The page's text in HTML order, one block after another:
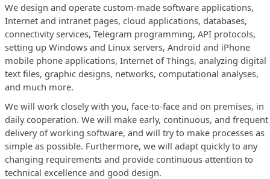
We design and operate custom-made software applications,
Internet and intranet pages, cloud applications, databases,
connectivity services, Telegram programming, API protocols,
setting up Windows and Linux servers, Android and iPhone
mobile phone applications, Internet of Things, analyzing digital
text files, graphic designs, networks, computational analyses,
and much more.
We will work closely with you, face-to-face and on premises, in
daily cooperation. We will make early, continuous, and frequent
delivery of working software, and will try to make processes as
simple as possible. Furthermore, we will adapt quickly to any
changing requirements and provide continuous attention to
technical excellence and good design.